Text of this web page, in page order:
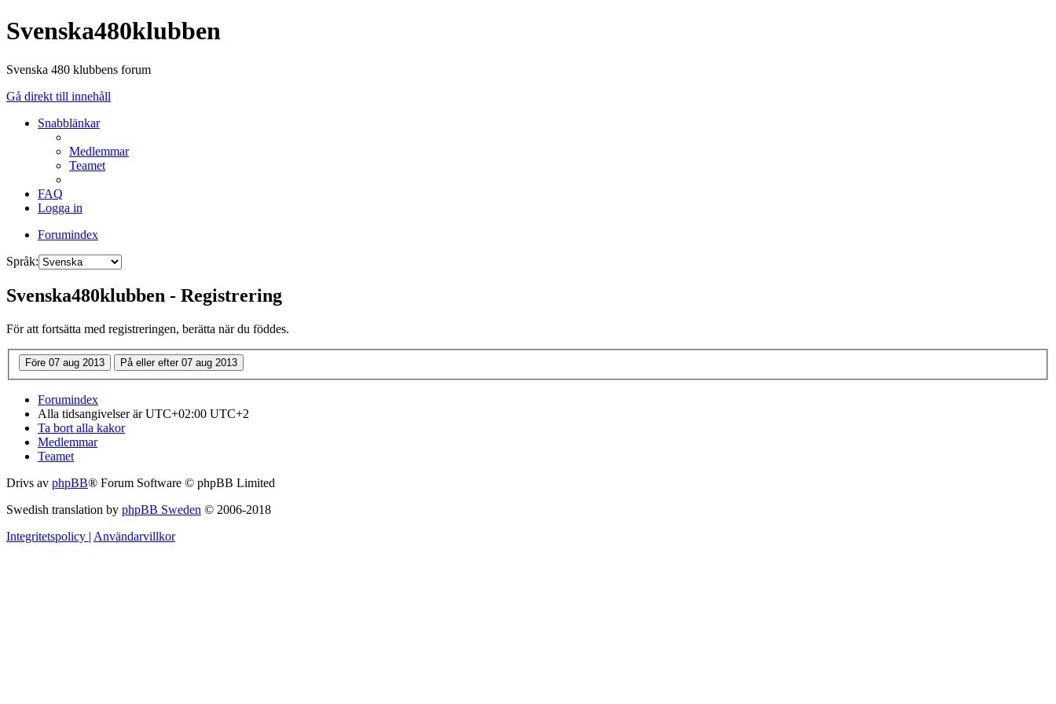
Svenska480klubben
Svenska 480 klubbens forum
Gå direkt till innehåll
Snabblänkar
Medlemmar
Teamet
FAQ
Logga in
Forumindex
Språk:
Svenska480klubben - Registrering
För att fortsätta med registreringen, berätta när du föddes.
Forumindex
Alla tidsangivelser är UTC+02:00 UTC+2
Ta bort alla kakor
Medlemmar
Teamet
Drivs av phpBB® Forum Software © phpBB Limited
Swedish translation by phpBB Sweden © 2006-2018
Integritetspolicy | Användarvillkor